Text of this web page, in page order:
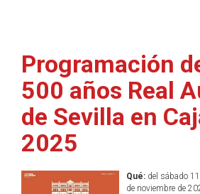
Programación
500 años Real
de Sevilla en
2025
Qué:del sábado
de noviembre de